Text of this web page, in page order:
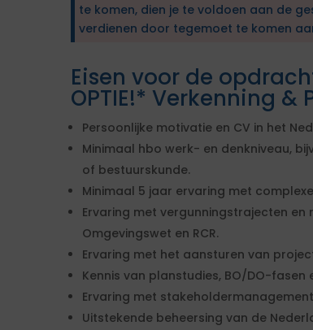
te komen, dien je te voldoen aan de
verdienen door tegemoet te komen
Eisen voor de
OPTIE!* Verkenning
Persoonlijke motivatie en CV in het
Minimaal hbo werk- en denkniveau,
of bestuurskunde.
Minimaal 5 jaar ervaring met
Ervaring met vergunningstrajecten
Omgevingswet en RCR.
Ervaring met het aansturen van
Kennis van planstudies, BO/DO-
Ervaring met
Uitstekende beheersing van de